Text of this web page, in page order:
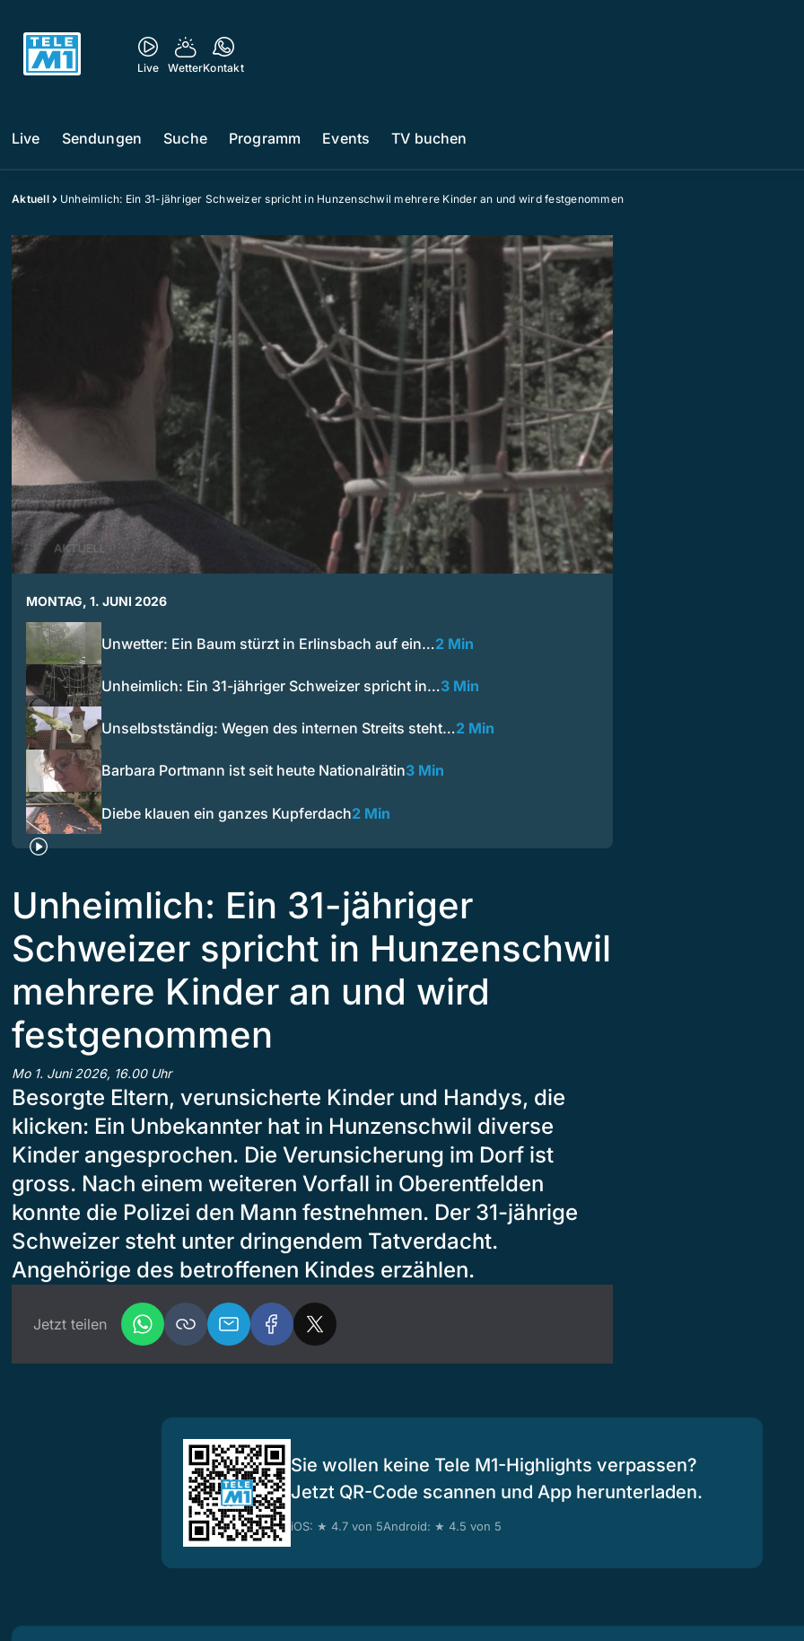
Live WetterKontakt
Live Sendungen Suche Programm Events TV buchen
Aktuell Unheimlich: Ein 31-jähriger Schweizer spricht in Hunzenschwil mehrere Kinder an und wird festgenommen
MONTAG, 1. JUNI 2026
Unwetter: Ein Baum stürzt in Erlinsbach auf ein…2 Min
Unheimlich: Ein 31-jähriger Schweizer spricht in…3 Min
Unselbstständig: Wegen des internen Streits steht…2 Min
Barbara Portmann ist seit heute Nationalrätin3 Min
Diebe klauen ein ganzes Kupferdach2 Min
Unheimlich: Ein 31-jähriger
Schweizer spricht in Hunzenschwil
mehrere Kinder an und wird
festgenommen
Mo 1. Juni 2026, 16.00 Uhr
Besorgte Eltern, verunsicherte Kinder und Handys, die
klicken: Ein Unbekannter hat in Hunzenschwil diverse
Kinder angesprochen. Die Verunsicherung im Dorf ist
gross. Nach einem weiteren Vorfall in Oberentfelden
konnte die Polizei den Mann festnehmen. Der 31-jährige
Schweizer steht unter dringendem Tatverdacht.
Angehörige des betroffenen Kindes erzählen.
Jetzt teilen
Sie wollen keine Tele M1-Highlights verpassen?
Jetzt QR-Code scannen und App herunterladen.
iOS: ★ 4.7 von 5Android: ★ 4.5 von 5